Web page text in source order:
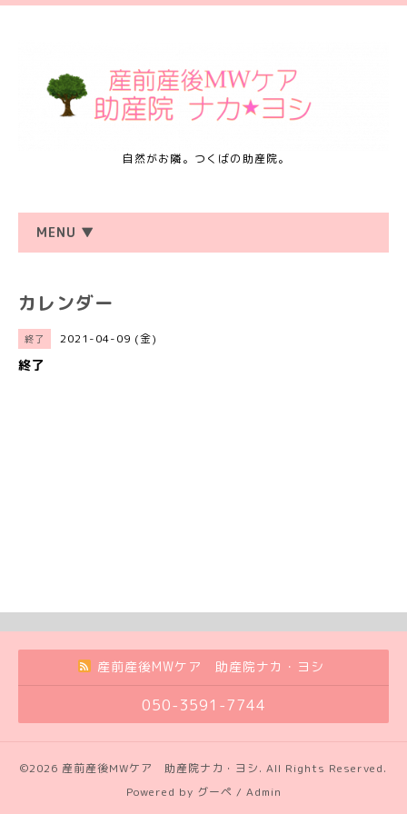
自然がお隣。つくばの助産院。
MENU ▼
カレンダー
終了 2021-04-09 (金)
終了
産前産後MWケア 助産院ナカ・ヨシ
050-3591-7744
©2026 産前産後MWケア 助産院ナカ・ヨシ. All Rights Reserved.
Powered by グーペ / Admin